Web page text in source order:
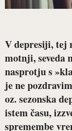
V depresiji, tej
motnji, seveda
nasprotju s
je ne
oz. sezonska
istem času,
spremembe